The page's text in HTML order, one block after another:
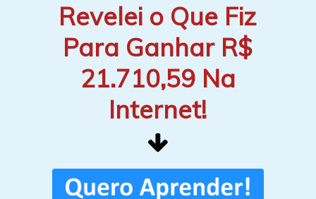
Revelei o Que Fiz
Para Ganhar R$
21.710,59 Na
Internet!